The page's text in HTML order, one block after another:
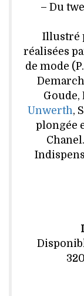
– Du
Illustré
réalisées
de mode
Goude,
Unwerth,
plongée